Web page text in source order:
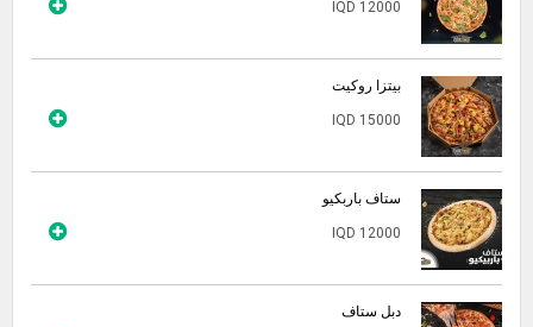
IQD 12000
بيتزا روكيت
IQD 15000
ستاف باربكيو
IQD 12000
دبل ستاف